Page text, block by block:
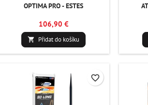
OPTIMA PRO - ESTES
106,90 €
 Přidat do košíku
favorite_border